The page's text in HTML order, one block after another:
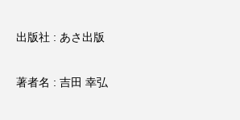
出版社 : あさ出版
著者名 : 吉田 幸弘